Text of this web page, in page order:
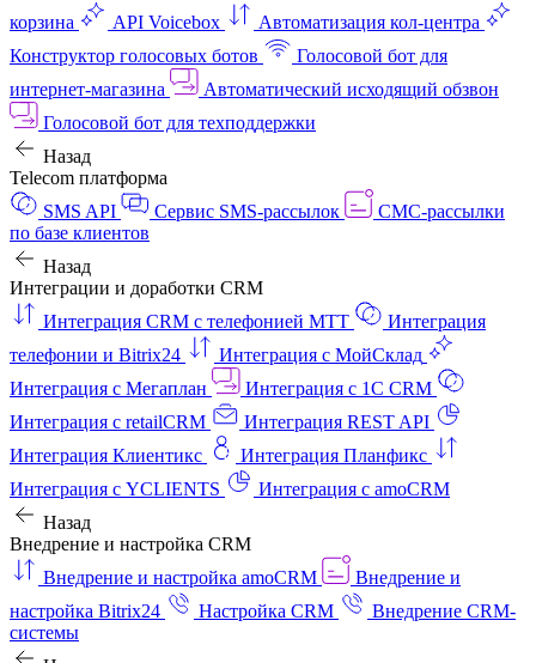
корзина
API Voicebox
Автоматизация кол‑центра
Конструктор голосовых ботов
Голосовой бот для
интернет‑магазина
Автоматический исходящий обзвон
Голосовой бот для техподдержки
Назад
Telecom платформа
SMS API
Сервис SMS-рассылок
СМС-рассылки
по базе клиентов
Назад
Интеграции и доработки CRM
Интеграция CRM с телефонией МТТ
Интеграция
телефонии и Bitrix24
Интеграция с МойСклад
Интеграция с Мегаплан
Интеграция с 1C CRM
Интеграция с retailCRM
Интеграция REST API
Интеграция Клиентикс
Интеграция Планфикс
Интеграция с YCLIENTS
Интеграция с amoCRM
Назад
Внедрение и настройка CRM
Внедрение и настройка amoCRM
Внедрение и
настройка Bitrix24
Настройка CRM
Внедрение CRM-
системы